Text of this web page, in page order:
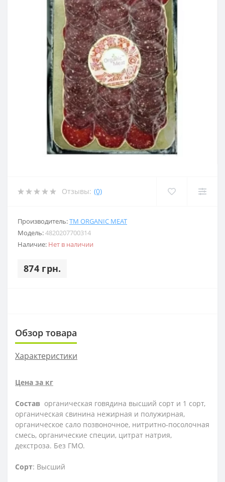
Отзывы: (0)
Производитель:ТМ ORGANIC MEAT
Модель:4820207700314
Наличие: Нет в наличии
874 грн.
Обзор товара
Характеристики
Цена за кг
Состав органическая говядина высший сорт и 1 сорт,
органическая свинина нежирная и полужирная,
органическое сало позвоночное, нитритно-посолочная
смесь, органические специи, цитрат натрия,
декстроза. Без ГМО.
Сорт: Высший